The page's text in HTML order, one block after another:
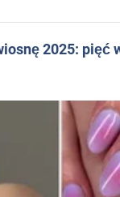
2025: pięć